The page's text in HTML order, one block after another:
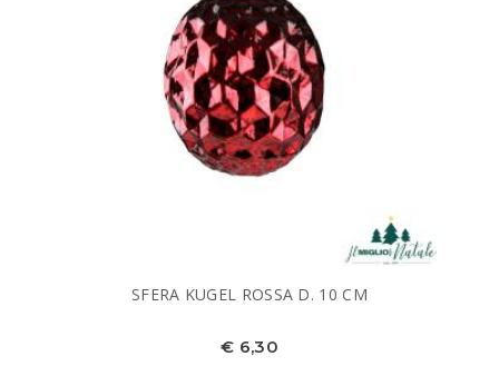
SFERA KUGEL ROSSA D. 10 CM
€ 6,30